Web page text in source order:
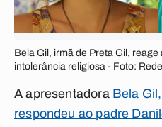
Bela Gil, irmã de Preta Gil,
intolerância religiosa - Foto:
A apresentadora Bela
respondeu ao padre